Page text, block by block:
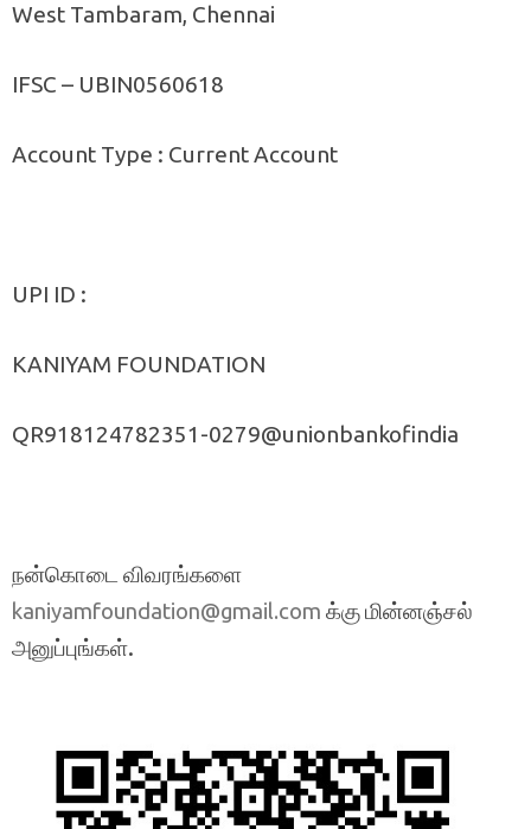
West Tambaram, Chennai
IFSC – UBIN0560618
Account Type : Current Account
UPI ID :
KANIYAM FOUNDATION
QR918124782351-0279@unionbankofindia
நன்கொடை விவரங்களை
kaniyamfoundation@gmail.com க்கு மின்னஞ்சல்
அனுப்புங்கள்.